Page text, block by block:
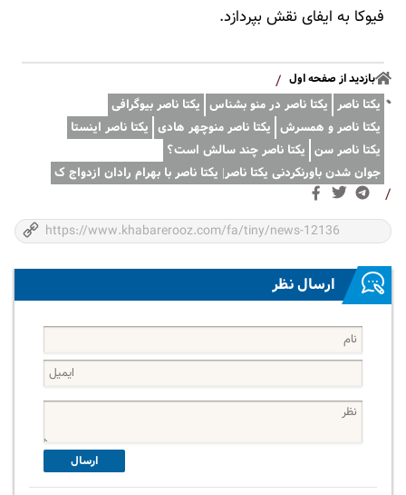
فیوکا به ایفای نقش بپردازد.
بازدید از صفحه اول /
یکتا ناصر یکتا ناصر در منو بشناس
یکتا ناصر بیوگرافی
یکتا ناصر و همسرش
یکتا ناصر منوچهر هادی
یکتا ناصر اینستا
یکتا ناصر سن
یکتا ناصر چند سالش است؟
جوان شدن باورنکردنی یکتا ناصر| یکتا ناصر با بهرام رادان ازدواج ک
/
ارسال نظر
ارسال